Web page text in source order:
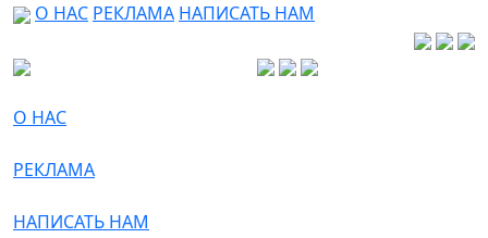
О НАС РЕКЛАМА НАПИСАТЬ НАМ
О НАС
РЕКЛАМА
НАПИСАТЬ НАМ